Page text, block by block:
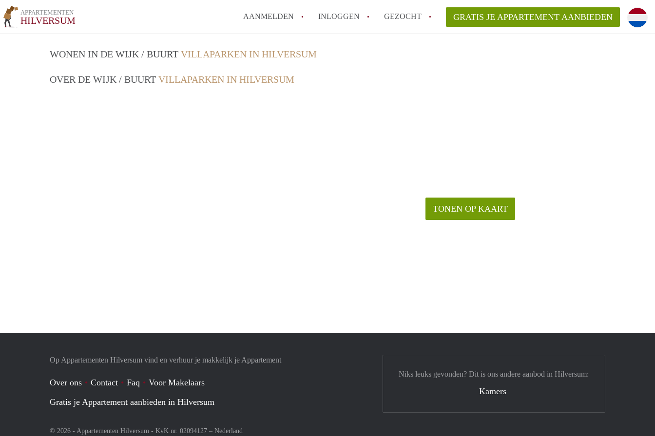
APPARTEMENTEN
HILVERSUM AANMELDEN INLOGGEN GEZOCHT GRATIS JE APPARTEMENT AANBIEDEN
WONEN IN DE WIJK / BUURT VILLAPARKEN IN HILVERSUM
OVER DE WIJK / BUURT VILLAPARKEN IN HILVERSUM
TONEN OP KAART
Op Appartementen Hilversum vind en verhuur je makkelijk je Appartement
Over ons Contact Faq
Voor Makelaars
Gratis je Appartement aanbieden in Hilversum
© 2026 - Appartementen Hilversum - KvK nr. 02094127 – Nederland
Niks leuks gevonden? Dit is ons andere aanbod in Hilversum:
Kamers